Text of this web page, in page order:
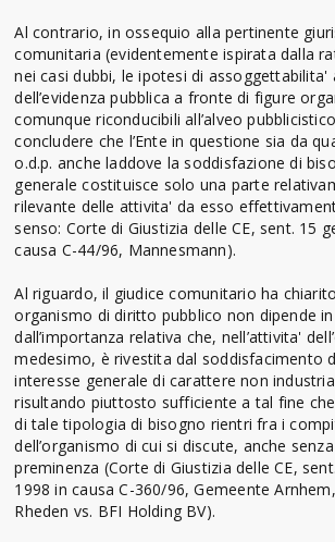
Al contrario, in ossequio alla pertinente
comunitaria (evidentemente ispirata dalla
nei casi dubbi, le ipotesi di assoggettabilita'
dell’evidenza pubblica a fronte di figure
comunque riconducibili all’alveo
concludere che l’Ente in questione sia da
o.d.p. anche laddove la soddisfazione di
generale costituisce solo una parte
rilevante delle attivita' da esso
senso: Corte di Giustizia delle CE, sent. 15
causa C-44/96, Mannesmann).
Al riguardo, il giudice comunitario ha
organismo di diritto pubblico non dipende
dall’importanza relativa che, nell’attivita'
medesimo, è rivestita dal soddisfacimento
interesse generale di carattere non
risultando piuttosto sufficiente a tal fine
di tale tipologia di bisogno rientri fra i
dell’organismo di cui si discute, anche
preminenza (Corte di Giustizia delle CE,
1998 in causa C-360/96, Gemeente
Rheden vs. BFI Holding BV).